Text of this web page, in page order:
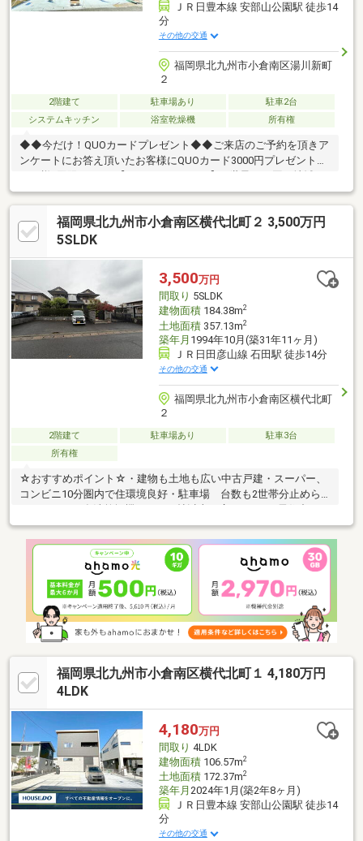
ＪＲ日豊本線 安部山公園駅 徒歩14
分
その他の交通
福岡県北九州市小倉南区湯川新町
２
2階建て 駐車場あり
駐車2台
システムキッチン
浴室乾燥機 所有権
◆◆今だけ！QUOカードプレゼント◆◆ご来店のご予約を頂きア
ンケートにお答え頂いたお客様にQUOカード3000円プレゼント！
に、14000店舗、15万人もの営業スタッフ （2022年9月末時
点）。これが世界最大級の不動産ネットワーク 「センチュリー
21」です!■「安心」と「信頼」をモットーに店舗ネットワークを
拡大し、 北海道から沖縄までの993店舗、6709人のスタッフ
福岡県北九州市小倉南区横代北町２ 3,500万円
5SLDK
3,500万円
間取り 5SLDK
建物面積184.38m2
土地面積357.13m2
築年月 1994年10月(築31年11ヶ月)
ＪＲ日田彦山線 石田駅 徒歩14分
その他の交通
福岡県北九州市小倉南区横代北町
２
2階建て 駐車場あり
駐車3台
所有権
☆おすすめポイント☆・建物も土地も広い中古戸建・スーパー、
コンビニ10分圏内で住環境良好・駐車場 台数も2世帯分止めら
為、内覧の際はスケジュール調整が必要になります！☆アピール
ポイント☆・弊社は、金融機関経験者が在籍しておりますので、
住宅ローン、事業資金、 その他、資金繰りい関して強みとして
おります！・住宅の探し方、その際の注意点等は案内を通じてお
客様に情報提供をしております。・融資に自信のない方も、その
他のお悩みごとも、気軽にご相談下さい！担当 髙田 080-1754-
5641
福岡県北九州市小倉南区横代北町１ 4,180万円
4LDK
4,180万円
間取り 4LDK
建物面積106.57m2
土地面積172.37m2
築年月 2024年1月(築2年8ヶ月)
ＪＲ日豊本線 安部山公園駅 徒歩14
分
その他の交通